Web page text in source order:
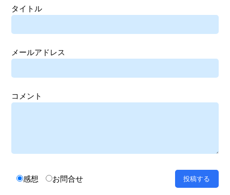
タイトル
メールアドレス
コメント
感想 お問合せ